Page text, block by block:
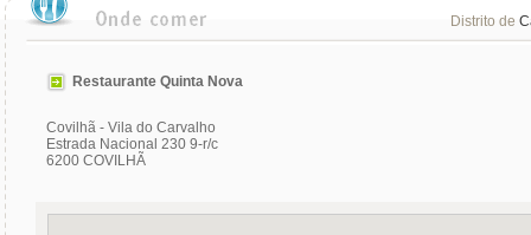
Distrito de
Restaurante Quinta Nova
Covilhã - Vila do Carvalho
Estrada Nacional 230 9-r/c
6200 COVILHÃ